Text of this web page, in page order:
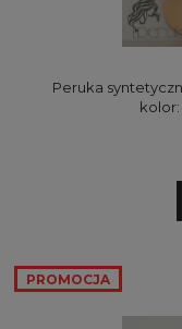
Peruka
PROMOCJA